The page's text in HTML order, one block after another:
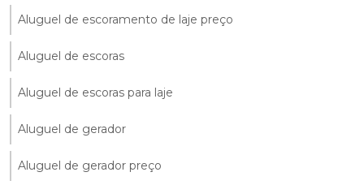
Aluguel de escoramento de laje preço
Aluguel de escoras
Aluguel de escoras para laje
Aluguel de gerador
Aluguel de gerador preço